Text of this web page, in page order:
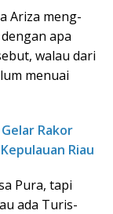
Ariza meng-
apa
walau dari
menuai
Rakor
Riau
Pura, tapi
ada Turis-